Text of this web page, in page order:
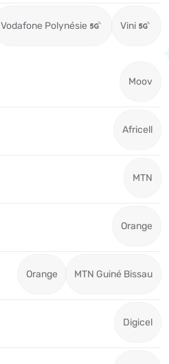
Vodafone Polynésie Vini
Moov
Africell
MTN
Orange
Orange MTN Guiné Bissau
Digicel